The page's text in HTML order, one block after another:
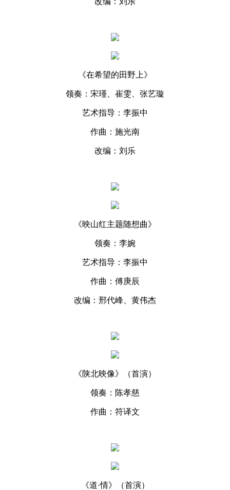
《在希望的田野上》
领奏：宋瑾、崔雯、张艺璇
艺术指导：李振中
作曲：施光南
改编：刘乐
《映山红主题随想曲》
领奏：李婉
艺术指导：李振中
作曲：傅庚辰
改编：邢代峰、黄伟杰
《陕北映像》（首演）
领奏：陈孝慈
作曲：符译文
《道·情》（首演）